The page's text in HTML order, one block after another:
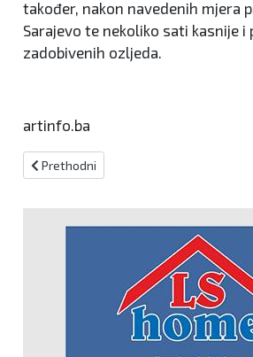
također, nakon navedenih mjera
Sarajevo te nekoliko sati kasnije i
zadobivenih ozljeda.
artinfo.ba
Prethodni članak: Tijekom protekla 24
Prethodni